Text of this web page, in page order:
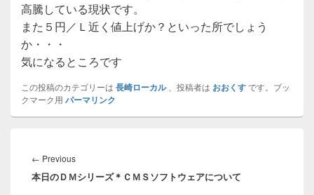
高騰している現状です。
また５円／Ｌ近く値上げか？といった所でしょう
か・・・
気になるところです
この投稿のカテゴリーは 長崎ローカル、投稿者は おおくすです。ブッ
クマーク用 パーマリンク
稿
ナ
← PreviousPrevious
post:
本日のＤＭシリーズ＊ＣＭＳソフトウェアについて